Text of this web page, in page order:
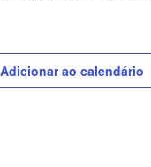
Adicionar ao calendário